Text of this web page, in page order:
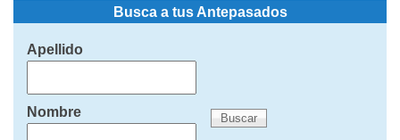
Busca a tus Antepasados
Apellido
Nombre